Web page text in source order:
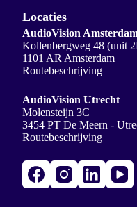
Locaties
AudioVision
Kollenbergweg 48 (unit
1101 AR Amsterdam
Routebeschrijving
AudioVision Utrecht
Molensteijn 3C
3454 PT De Meern -
Routebeschrijving